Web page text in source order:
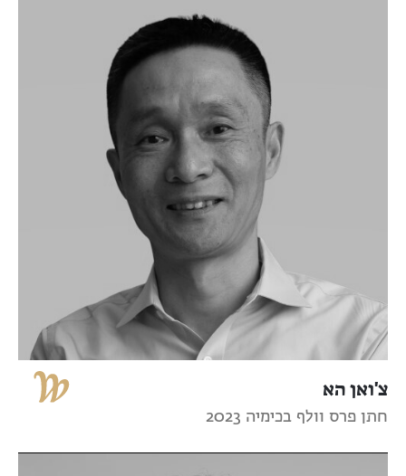
צ'ואן הא
חתן פרס וולף בכימיה 2023